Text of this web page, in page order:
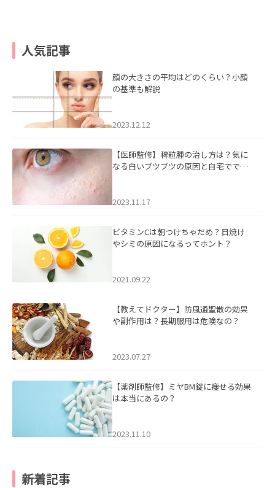
人気記事
顔の大きさの平均はどのくらい？小顔
の基準も解説
2023.12.12
【医師監修】稗粒腫の治し方は？気に
なる白いブツブツの原因と自宅ででき
2023.11.17
ビタミンCは朝つけちゃだめ？日焼け
やシミの原因になるってホント？
2021.09.22
【教えてドクター】防風通聖散の効果
や副作用は？長期服用は危険なの？
2023.07.27
【薬剤師監修】ミヤBM錠に痩せる効果
は本当にあるの？
2023.11.10
新着記事